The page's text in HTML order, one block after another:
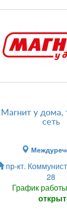
Магнит у дома,
сеть
пр-кт.
28
График